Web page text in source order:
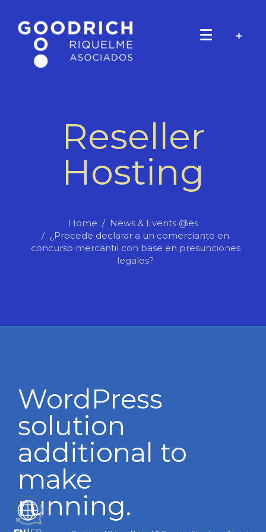
Reseller
Hosting
Home
News & Events @es
¿Procede declarar a un comerciante en
concurso mercantil con base en presunciones
legales?
WordPress
solution
additional to
make
running.
ES